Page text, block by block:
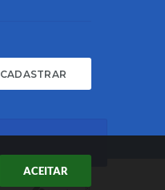
ACEITAR
CADASTRAR